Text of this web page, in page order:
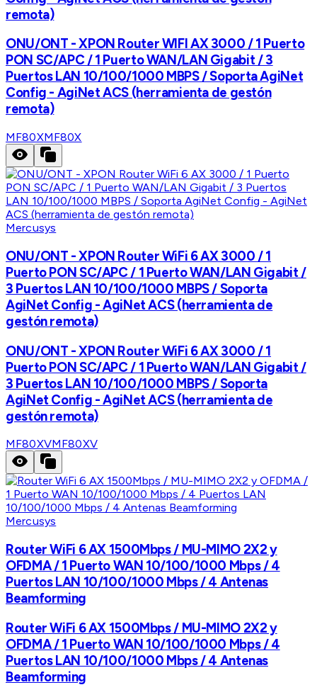
remota)
ONU/ONT - XPON Router WIFI AX 3000 / 1 Puerto
PON SC/APC / 1 Puerto WAN/LAN Gigabit / 3
Puertos LAN 10/100/1000 MBPS / Soporta AgiNet
Config - AgiNet ACS (herramienta de gestón
remota)
MF80XMF80X
Mercusys
ONU/ONT - XPON Router WiFi 6 AX 3000 / 1
Puerto PON SC/APC / 1 Puerto WAN/LAN Gigabit /
3 Puertos LAN 10/100/1000 MBPS / Soporta
AgiNet Config - AgiNet ACS (herramienta de
gestón remota)
ONU/ONT - XPON Router WiFi 6 AX 3000 / 1
Puerto PON SC/APC / 1 Puerto WAN/LAN Gigabit /
3 Puertos LAN 10/100/1000 MBPS / Soporta
AgiNet Config - AgiNet ACS (herramienta de
gestón remota)
MF80XVMF80XV
Mercusys
Router WiFi 6 AX 1500Mbps / MU-MIMO 2X2 y
OFDMA / 1 Puerto WAN 10/100/1000 Mbps / 4
Puertos LAN 10/100/1000 Mbps / 4 Antenas
Beamforming
Router WiFi 6 AX 1500Mbps / MU-MIMO 2X2 y
OFDMA / 1 Puerto WAN 10/100/1000 Mbps / 4
Puertos LAN 10/100/1000 Mbps / 4 Antenas
Beamforming